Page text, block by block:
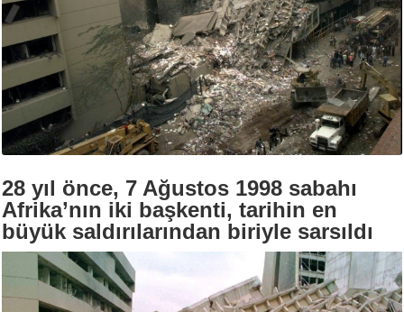
28 yıl önce, 7 Ağustos 1998 sabahı
Afrika’nın iki başkenti, tarihin en
büyük saldırılarından biriyle sarsıldı